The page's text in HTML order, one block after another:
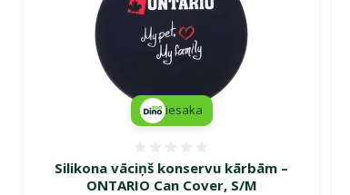
Silikona vāciņš konservu kārbām –
ONTARIO Can Cover, S/M
iesaka